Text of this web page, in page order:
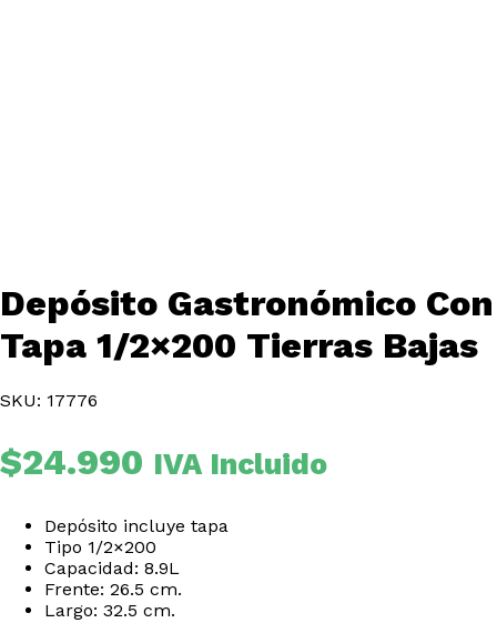
Depósito Gastronómico Con
Tapa 1/2×200 Tierras Bajas
SKU: 17776
$24.990 IVA Incluido
Depósito incluye tapa
Tipo 1/2×200
Capacidad: 8.9L
Frente: 26.5 cm.
Largo: 32.5 cm.